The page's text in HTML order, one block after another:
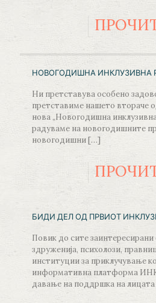
НОВОГОДИШНА ИНКЛУЗИВНА
Ни претставува особено
претставиме нашето втораче
нова „Новогодишна
радуваме на новогодишните
новогодишни […]
БИДИ ДЕЛ ОД ПРВИОТ
Повик до сите заинтересирани
здруженија, психолози,
институции за приклучување
информативна платформа
давање на поддршка на лицата